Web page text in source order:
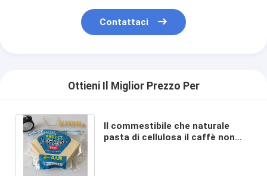
Contattaci
Ottieni Il Miglior Prezzo Per
Il commestibile che naturale
pasta di cellulosa il caffè non